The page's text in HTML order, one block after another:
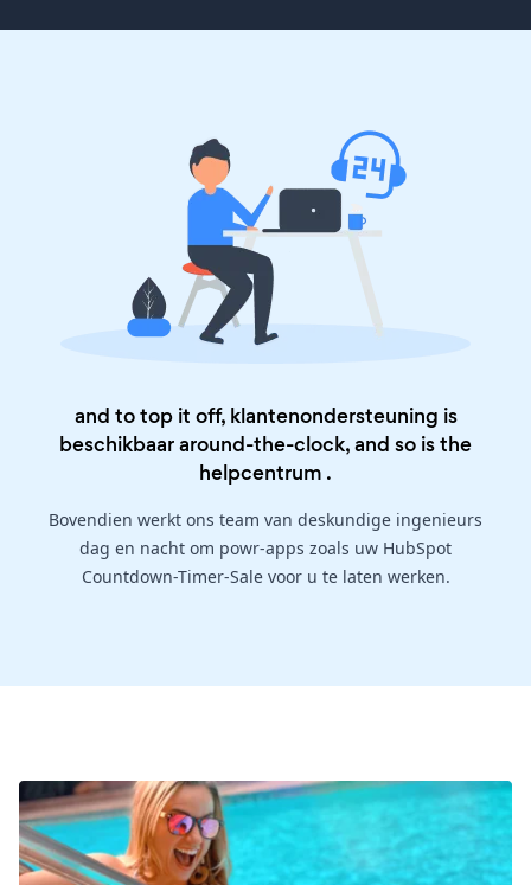
and to top it off, klantenondersteuning is
beschikbaar around-the-clock, and so is the
helpcentrum .
Bovendien werkt ons team van deskundige ingenieurs
dag en nacht om powr-apps zoals uw HubSpot
Countdown-Timer-Sale voor u te laten werken.